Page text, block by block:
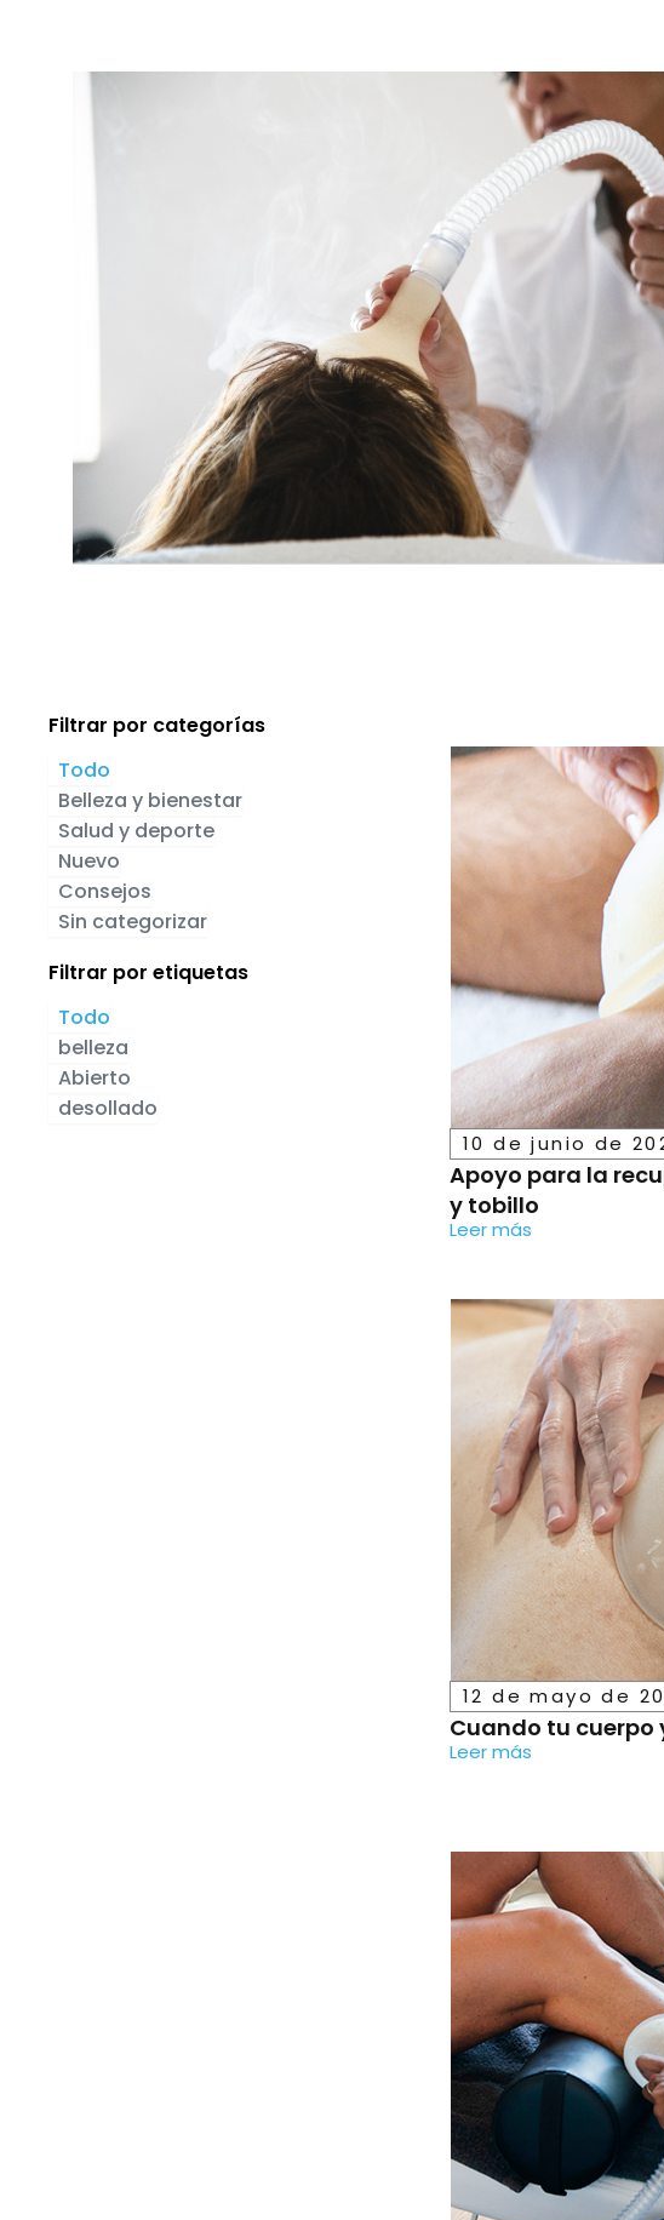
Filtrar por categorías
Belleza y bienestar
Salud y deporte
Nuevo
Consejos
Sin categorizar
Todo
Filtrar por etiquetas
belleza
Abierto
desollado
Todo
10 de junio de
Apoyo para la
y tobillo
Leer más
12 de mayo de
Cuando tu cuerpo
Leer más